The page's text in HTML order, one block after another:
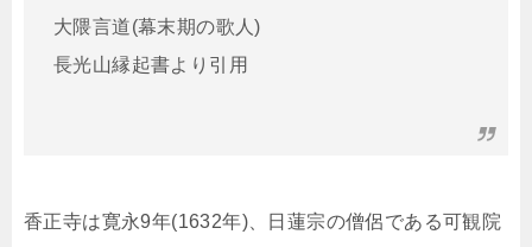
大隈言道(幕末期の歌人)
長光山縁起書より引用
香正寺は寛永9年(1632年)、日蓮宗の僧侶である可観院